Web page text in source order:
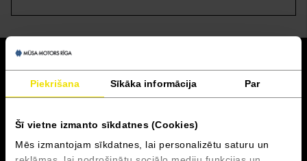
Piekrišana Sīkāka informācija Par
Šī vietne izmanto sīkdatnes (Cookies)
Mēs izmantojam sīkdatnes, lai personalizētu saturu un
Serviss